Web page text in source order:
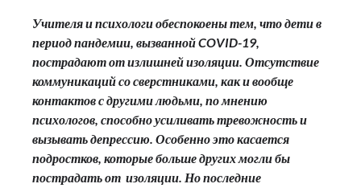
Учителя и психологи обеспокоены тем, что дети в
период пандемии, вызванной COVID-19,
пострадают от излишней изоляции. Отсутствие
коммуникаций со сверстниками, как и вообще
контактов с другими людьми, по мнению
психологов, способно усиливать тревожность и
вызывать депрессию. Особенно это касается
подростков, которые больше других могли бы
пострадать от изоляции. Но последние